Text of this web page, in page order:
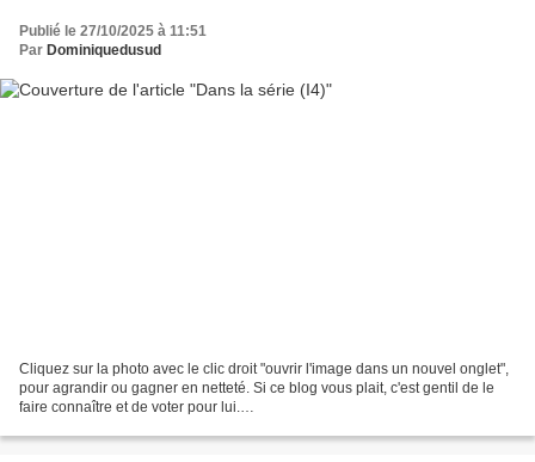
Publié le 27/10/2025 à 11:51
Par Dominiquedusud
Cliquez sur la photo avec le clic droit "ouvrir l'image dans un nouvel onglet",
pour agrandir ou gagner en netteté. Si ce blog vous plait, c'est gentil de le
faire connaître et de voter pour lui.